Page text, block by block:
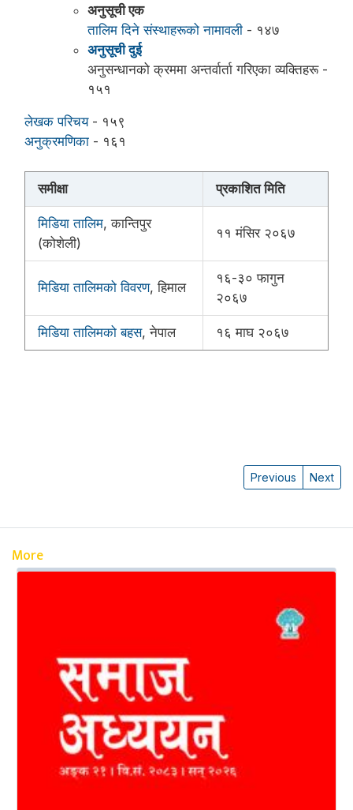
अनुसूची एक
तालिम दिने संस्थाहरूको नामावली - १४७
अनुसूची दुई
अनुसन्धानको क्रममा अन्तर्वार्ता गरिएका व्यक्तिहरू -
१५१
लेखक परिचय- १५९
अनुक्रमणिका - १६१
समीक्षा प्रकाशित मिति
मिडिया तालिम, कान्तिपुर
(कोशेली)
११ मंसिर २०६७
मिडिया तालिमको विवरण, हिमाल
१६-३० फागुन
२०६७
मिडिया तालिमको बहस, नेपाल १६ माघ २०६७
Previous Next
More